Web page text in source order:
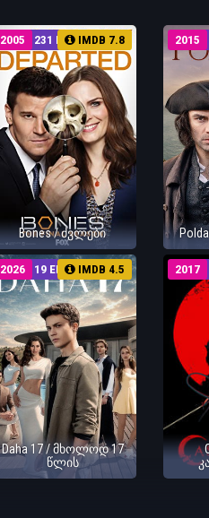
231 EP
2005 IMDB 7.8
Bones / ძვლები
2015
19 EP
2026 IMDB 4.5
Daha 17 / მხოლოდ 17
წლის
2017